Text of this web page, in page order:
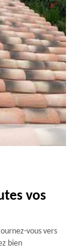
vos
vous vers
bien